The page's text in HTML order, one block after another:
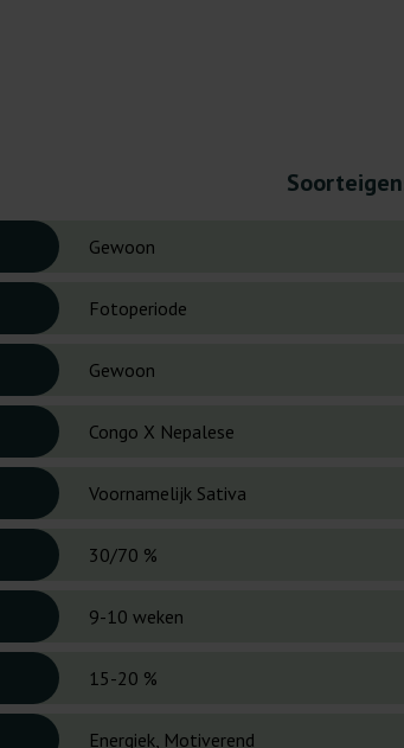
Gewoon
Fotoperiode
Gewoon
Congo X Nepalese
Voornamelijk Sativa
30/70 %
9-10 weken
15-20 %
Energiek, Motiverend